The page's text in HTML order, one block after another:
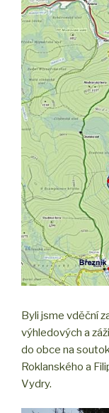
Byli jsme vděční
výhledových a
do obce na
Roklanského a
Vydry.